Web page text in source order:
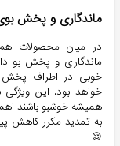
ماندگاری و پخش
در میان محصولات
ماندگاری و پخش بو
خوبی در اطراف پخش
خواهد بود. این
همیشه خوشبو باشند
به تمدید مکرر کاهش
😌